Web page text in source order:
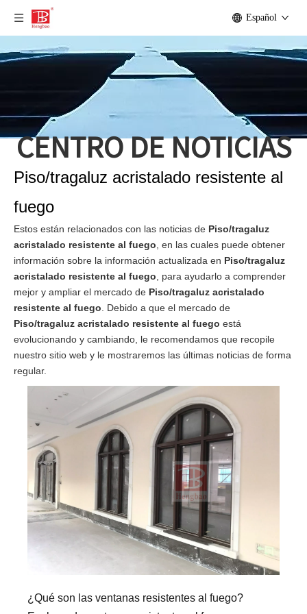
Español
CENTRO DE NOTICIAS
Piso/tragaluz acristalado resistente al
fuego
Estos están relacionados con las noticias de Piso/tragaluz
acristalado resistente al fuego , en las cuales puede obtener
información sobre la información actualizada en Piso/tragaluz
acristalado resistente al fuego , para ayudarlo a comprender
mejor y ampliar el mercado de Piso/tragaluz acristalado
resistente al fuego . Debido a que el mercado de
Piso/tragaluz acristalado resistente al fuego está
evolucionando y cambiando, le recomendamos que recopile
nuestro sitio web y le mostraremos las últimas noticias de forma
regular.
¿Qué son las ventanas resistentes al fuego?